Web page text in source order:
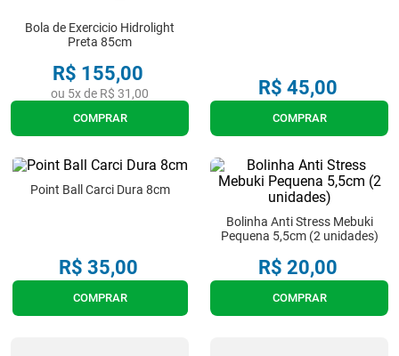
Bola de Exercicio Hidrolight
Preta 85cm
R$ 155,00
ou 5x de R$ 31 ,00
COMPRAR
R$ 45,00
COMPRAR
Point Ball Carci Dura 8cm
R$ 35,00
COMPRAR
Bolinha Anti Stress Mebuki
Pequena 5,5cm (2 unidades)
R$ 20,00
COMPRAR
º
imobilizador joelho
ortese polegar punho